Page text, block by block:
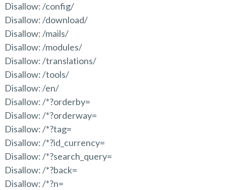
Disallow: /config/
Disallow: /download/
Disallow: /mails/
Disallow: /modules/
Disallow: /translations/
Disallow: /tools/
Disallow: /en/
Disallow: /*?orderby=
Disallow: /*?orderway=
Disallow: /*?tag=
Disallow: /*?id_currency=
Disallow: /*?search_query=
Disallow: /*?back=
Disallow: /*?n=